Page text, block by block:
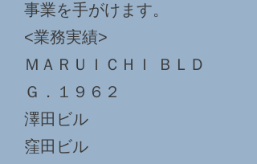
事業を手がけます。
<業務実績>
ＭＡＲＵＩＣＨＩ ＢＬＤ
Ｇ．１９６２
澤田ビル
窪田ビル